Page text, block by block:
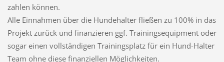
zahlen können.
Alle Einnahmen über die Hundehalter fließen zu 100% in das
Projekt zurück und finanzieren ggf. Trainingsequipment oder
sogar einen vollständigen Trainingsplatz für ein Hund-Halter
Team ohne diese finanziellen Möglichkeiten.